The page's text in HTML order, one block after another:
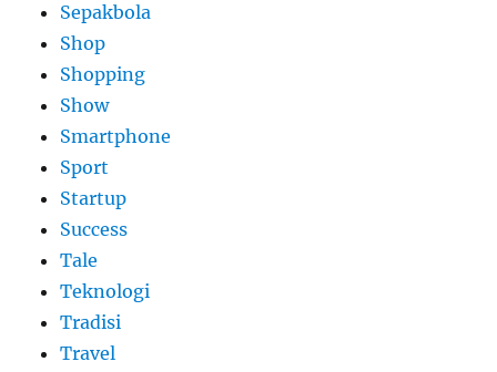
Sepakbola
Shop
Shopping
Show
Smartphone
Sport
Startup
Success
Tale
Teknologi
Tradisi
Travel